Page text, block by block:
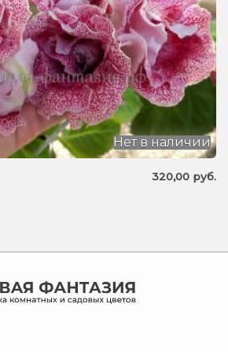
320,00 руб.
Нет в наличии